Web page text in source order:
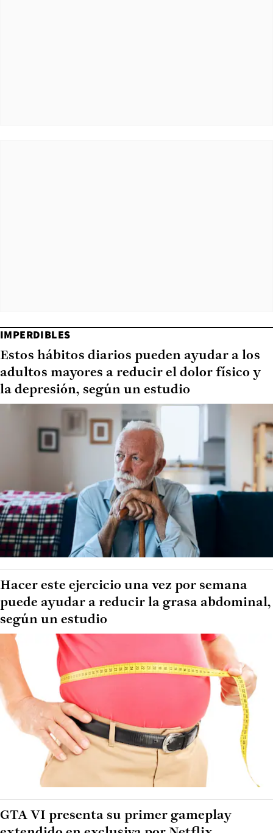
IMPERDIBLES
Estos hábitos diarios pueden ayudar a los
adultos mayores a reducir el dolor físico y
la depresión, según un estudio
Hacer este ejercicio una vez por semana
puede ayudar a reducir la grasa abdominal,
según un estudio
GTA VI presenta su primer gameplay